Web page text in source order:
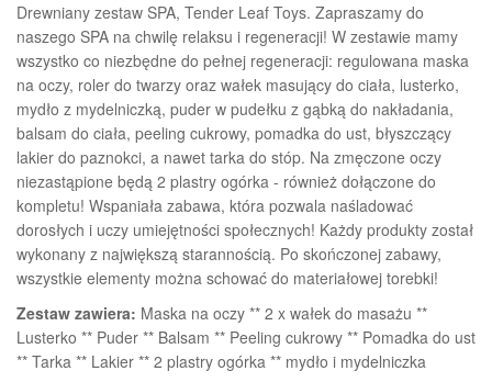
Drewniany zestaw SPA, Tender Leaf Toys. Zapraszamy do
naszego SPA na chwilę relaksu i regeneracji! W zestawie mamy
wszystko co niezbędne do pełnej regeneracji: regulowana maska
na oczy, roler do twarzy oraz wałek masujący do ciała, lusterko,
mydło z mydelniczką, puder w pudełku z gąbką do nakładania,
balsam do ciała, peeling cukrowy, pomadka do ust, błyszczący
lakier do paznokci, a nawet tarka do stóp. Na zmęczone oczy
niezastąpione będą 2 plastry ogórka - również dołączone do
kompletu! Wspaniała zabawa, która pozwala naśladować
dorosłych i uczy umiejętności społecznych! Każdy produkty został
wykonany z największą starannością. Po skończonej zabawy,
wszystkie elementy można schować do materiałowej torebki!
Zestaw zawiera: Maska na oczy ** 2 x wałek do masażu **
Lusterko ** Puder ** Balsam ** Peeling cukrowy ** Pomadka do ust
** Tarka ** Lakier ** 2 plastry ogórka ** mydło i mydelniczka